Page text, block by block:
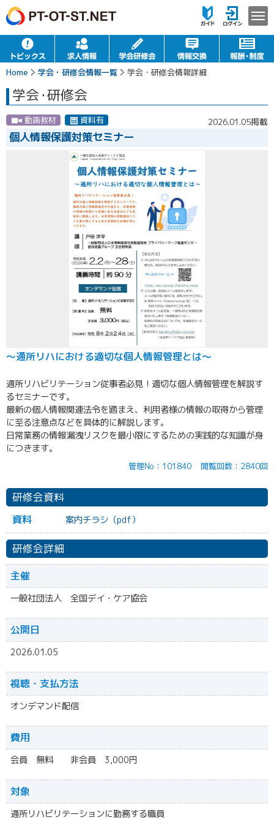
Home 学会・研修会情報一覧 学会・研修会情報詳細
学会・研修会
動画教材 資料有 2026.01.05掲載
個人情報保護対策セミナー
～通所リハにおける適切な個人情報管理とは～
通所リハビリテーション従事者必見！適切な個人情報管理を解説す
るセミナーです。
最新の個人情報関連法令を踏まえ、利用者様の情報の取得から管理
に至る注意点などを具体的に解説します。
日常業務の情報漏洩リスクを最小限にするための実践的な知識が身
につきます。
管理No：101840 閲覧回数：2840回
研修会資料
資料 案内チラシ（pdf）
研修会詳細
主催
一般社団法人 全国デイ・ケア協会
公開日
2026.01.05
視聴・ 支払方法
オンデマンド配信
費用
会員 無料 非会員 3,000円
対象
通所リハビリテーションに勤務する職員